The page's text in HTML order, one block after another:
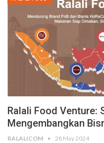
Ralali Food Venture:
Mengembangkan
RALALICOM 28 May 2024